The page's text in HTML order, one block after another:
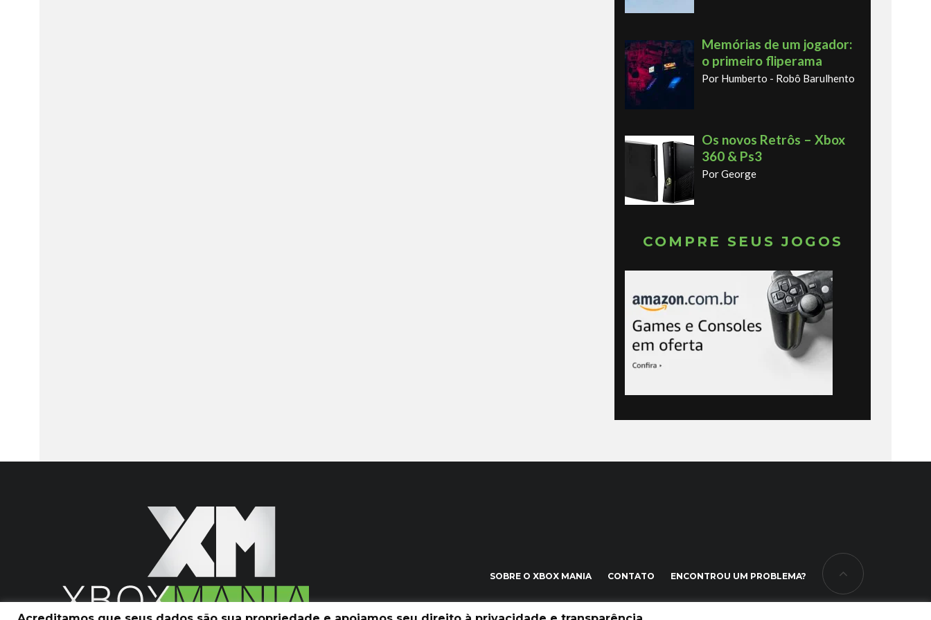
Memórias de um jogador:
o primeiro fliperama
Por Humberto - Robô Barulhento
Os novos Retrôs – Xbox
360 & Ps3
Por George
COMPRE SEUS JOGOS
SOBRE O XBOX MANIA CONTATO ENCONTROU UM PROBLEMA?